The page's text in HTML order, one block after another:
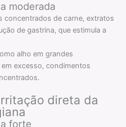
moderada
concentrados de carne, extratos
de gastrina, que estimula a
alho em grandes
excesso, condimentos
direta da
forte